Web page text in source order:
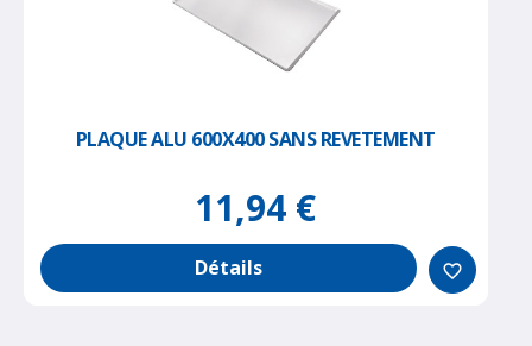
PLAQUE ALU 600X400 SANS REVETEMENT
11,94 €
Détails favorite_border